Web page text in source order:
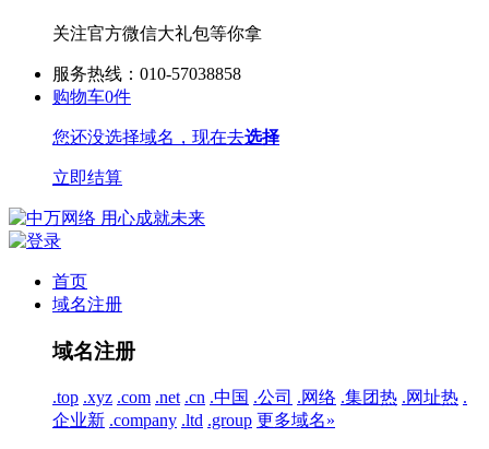
关注官方微信大礼包等你拿
服务热线：010-57038858
购物车0件
您还没选择域名，现在去选择
立即结算
首页
域名注册
域名注册
.top .xyz .com .net .cn .中国 .公司 .网络 .集团热 .网址热 .
企业新 .company .ltd .group 更多域名»